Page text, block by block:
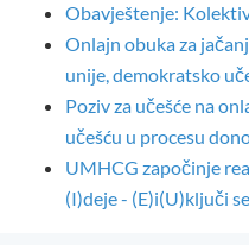
Obavještenje:
Onlajn obuka za
unije, demokratsko
Poziv za učešće na
učešću u procesu
UMHCG započinje
(I)deje - (E)i(U)ključi